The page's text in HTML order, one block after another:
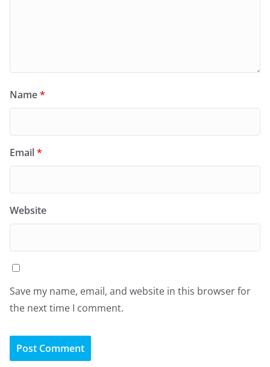
Name*
Email*
Website
Save my name, email, and website in this browser for
the next time I comment.